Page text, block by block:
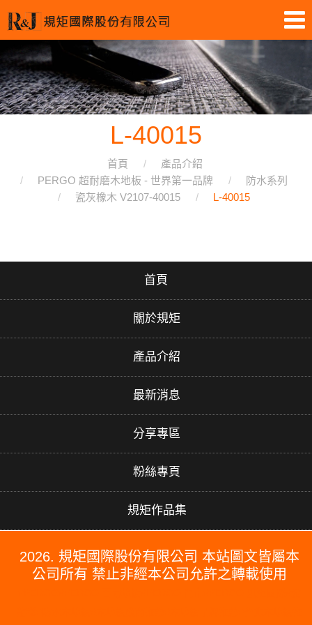
L-40015
首頁
產品介紹
PERGO 超耐磨木地板 - 世界第一品牌
防水系列
瓷灰橡木 V2107-40015
L-40015
首頁
關於規矩
產品介紹
最新消息
分享專區
粉絲專頁
規矩作品集
2026. 規矩國際股份有限公司 本站圖文皆屬本
公司所有 禁止非經本公司允許之轉載使用